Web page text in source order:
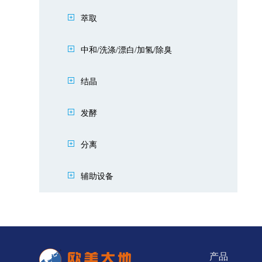
萃取
中和/洗涤/漂白/加氢/除臭
结晶
发酵
分离
辅助设备
产品